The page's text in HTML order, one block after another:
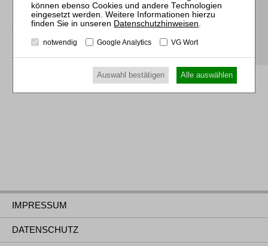
10.03.2027
Mitarbeiter-Webinar Steuerrecht in der Insolvenz
IMPRESSUM
DATENSCHUTZ
Datenschutzhinweisen.
notwendig Google Analytics VG Wort
Auswahl bestätigen Alle auswählen